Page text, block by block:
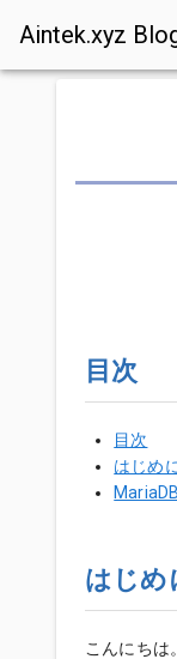
Aintek.xyz
目次
目次
はじめ
はじめ
こんにちは。